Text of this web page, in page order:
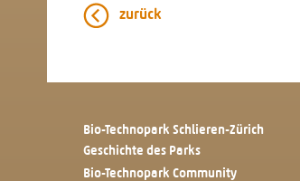
zurück
Bio-Technopark Schlieren-Zürich
Geschichte des Parks
Bio-Technopark Community